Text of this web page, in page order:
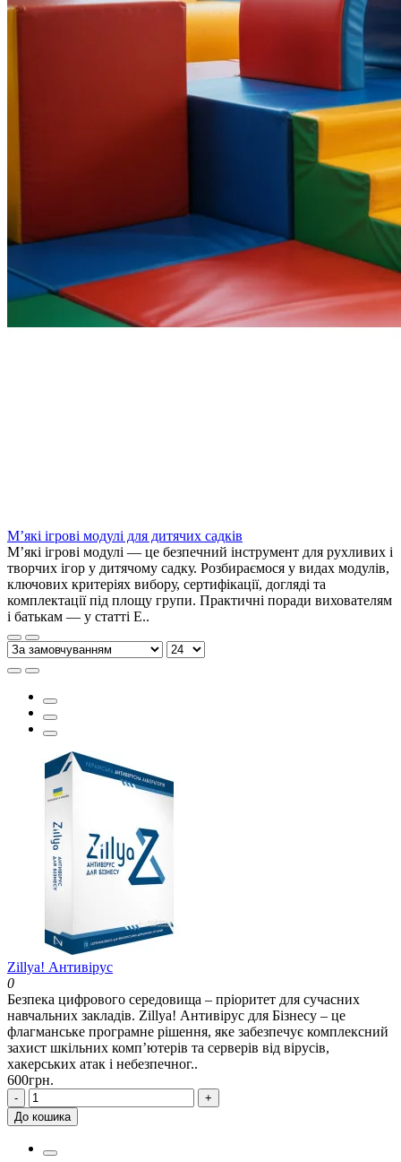
М’які ігрові модулі для дитячих садків
М’які ігрові модулі — це безпечний інструмент для рухливих і
творчих ігор у дитячому садку. Розбираємося у видах модулів,
ключових критеріях вибору, сертифікації, догляді та
комплектації під площу групи. Практичні поради вихователям
і батькам — у статті E..
Zillya! Антивірус
0
Безпека цифрового середовища – пріоритет для сучасних
навчальних закладів. Zillya! Антивірус для Бізнесу – це
флагманське програмне рішення, яке забезпечує комплексний
захист шкільних комп’ютерів та серверів від вірусів,
хакерських атак і небезпечног..
600грн.
-
+
До кошика